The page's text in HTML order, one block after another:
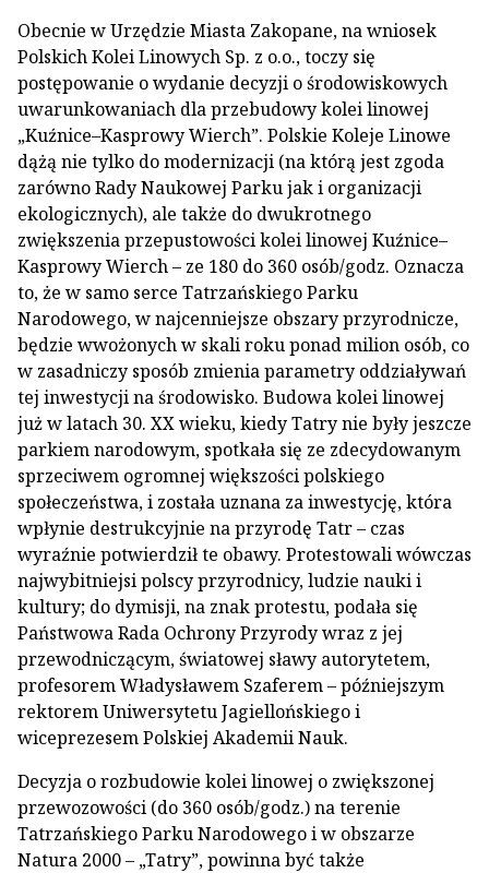
Obecnie w Urzędzie Miasta Zakopane, na wniosek
Polskich Kolei Linowych Sp. z o.o., toczy się
postępowanie o wydanie decyzji o środowiskowych
uwarunkowaniach dla przebudowy kolei linowej
„Kuźnice–Kasprowy Wierch”. Polskie Koleje Linowe
dążą nie tylko do modernizacji (na którą jest zgoda
zarówno Rady Naukowej Parku jak i organizacji
ekologicznych), ale także do dwukrotnego
zwiększenia przepustowości kolei linowej Kuźnice–
Kasprowy Wierch – ze 180 do 360 osób/godz. Oznacza
to, że w samo serce Tatrzańskiego Parku
Narodowego, w najcenniejsze obszary przyrodnicze,
będzie wwożonych w skali roku ponad milion osób, co
w zasadniczy sposób zmienia parametry oddziaływań
tej inwestycji na środowisko. Budowa kolei linowej
już w latach 30. XX wieku, kiedy Tatry nie były jeszcze
parkiem narodowym, spotkała się ze zdecydowanym
sprzeciwem ogromnej większości polskiego
społeczeństwa, i została uznana za inwestycję, która
wpłynie destrukcyjnie na przyrodę Tatr – czas
wyraźnie potwierdził te obawy. Protestowali wówczas
najwybitniejsi polscy przyrodnicy, ludzie nauki i
kultury; do dymisji, na znak protestu, podała się
Państwowa Rada Ochrony Przyrody wraz z jej
przewodniczącym, światowej sławy autorytetem,
profesorem Władysławem Szaferem – późniejszym
rektorem Uniwersytetu Jagiellońskiego i
wiceprezesem Polskiej Akademii Nauk.
Decyzja o rozbudowie kolei linowej o zwiększonej
przewozowości (do 360 osób/godz.) na terenie
Tatrzańskiego Parku Narodowego i w obszarze
Natura 2000 – „Tatry”, powinna być także